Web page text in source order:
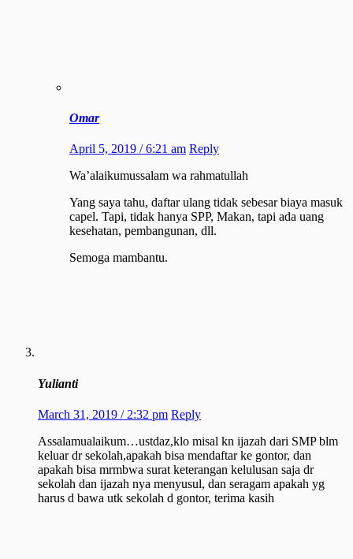
Omar
April 5, 2019 / 6:21 am Reply
Wa’alaikumussalam wa rahmatullah
Yang saya tahu, daftar ulang tidak sebesar biaya masuk
capel. Tapi, tidak hanya SPP, Makan, tapi ada uang
kesehatan, pembangunan, dll.
Semoga mambantu.
Yulianti
March 31, 2019 / 2:32 pm Reply
Assalamualaikum…ustdaz,klo misal kn ijazah dari SMP blm
keluar dr sekolah,apakah bisa mendaftar ke gontor, dan
apakah bisa mrmbwa surat keterangan kelulusan saja dr
sekolah dan ijazah nya menyusul, dan seragam apakah yg
harus d bawa utk sekolah d gontor, terima kasih